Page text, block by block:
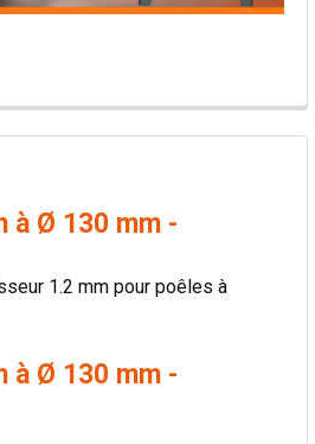
à Ø 130 mm -
1.2 mm pour poêles à
à Ø 130 mm -